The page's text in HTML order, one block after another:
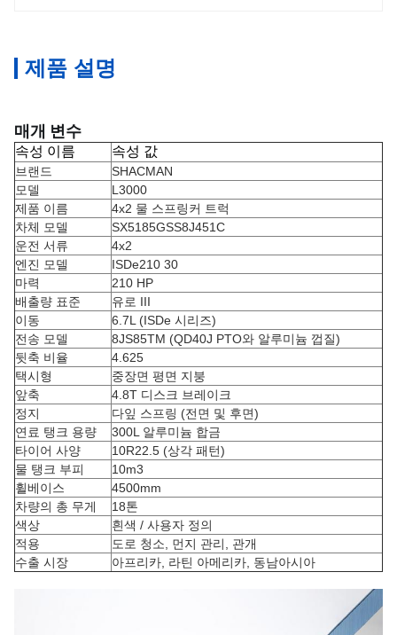
제품 설명
매개 변수
속성 이름 속성 값
브랜드
SHACMAN
모델
L3000
제품 이름
4x2 물 스프링커 트럭
차체 모델
SX5185GSS8J451C
운전 서류
4x2
엔진 모델
ISDe210 30
마력
210 HP
배출량 표준
유로 III
이동
6.7L (ISDe 시리즈)
전송 모델
8JS85TM (QD40J PTO와 알루미늄 껍질)
뒷축 비율
4.625
택시형
중장면 평면 지붕
앞축
4.8T 디스크 브레이크
정지
다잎 스프링 (전면 및 후면)
연료 탱크 용량
300L 알루미늄 합금
타이어 사양
10R22.5 (상각 패턴)
물 탱크 부피
10m3
휠베이스
4500mm
차량의 총 무게
18톤
색상
흰색 / 사용자 정의
적용
도로 청소, 먼지 관리, 관개
수출 시장
아프리카, 라틴 아메리카, 동남아시아